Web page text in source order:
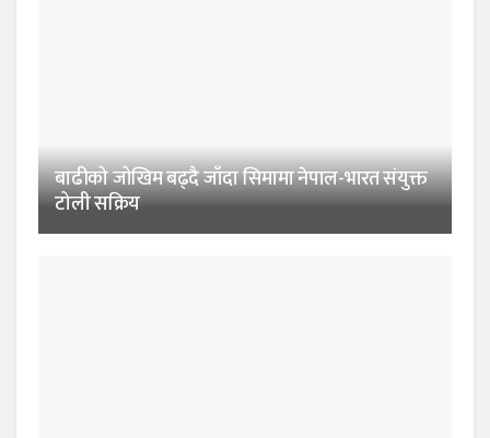
बाढीको जोखिम बढ्दै जाँदा सिमामा नेपाल-भारत संयुक्त
टोली सक्रिय